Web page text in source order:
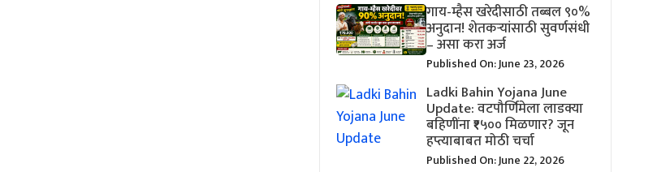
गाय-म्हैस खरेदीसाठी तब्बल ९०%
अनुदान! शेतकऱ्यांसाठी सुवर्णसंधी
– असा करा अर्ज
Published On: June 23, 2026
Ladki Bahin Yojana June
Update: वटपौर्णिमेला लाडक्या
बहिणींना ₹१५०० मिळणार? जून
हप्त्याबाबत मोठी चर्चा
Published On: June 22, 2026